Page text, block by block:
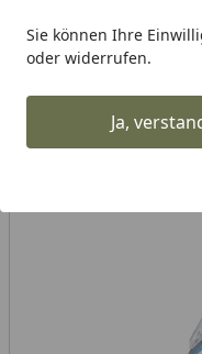
Sie können Ihre
oder widerrufen.
Ja,
BTR Born to Ride